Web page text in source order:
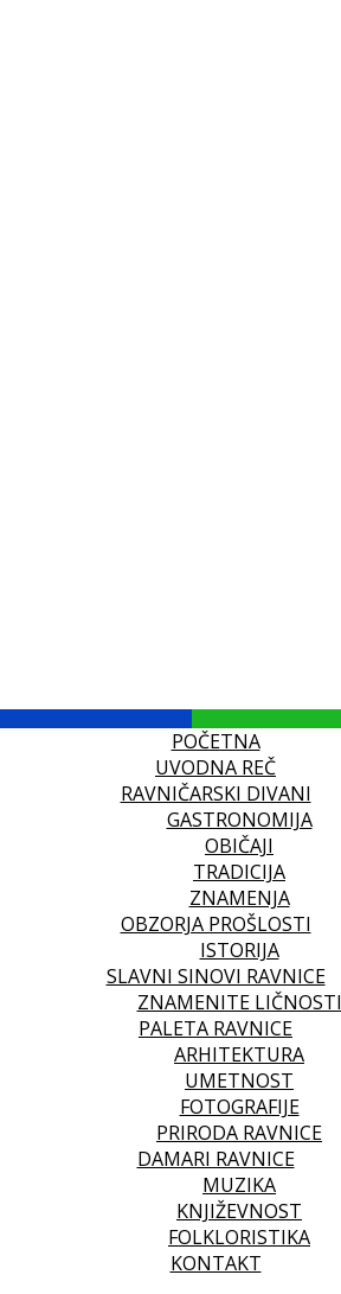
POČETNA
UVODNA REČ
RAVNIČARSKI DIVANI
GASTRONOMIJA
OBIČAJI
TRADICIJA
ZNAMENJA
OBZORJA PROŠLOSTI
ISTORIJA
SLAVNI SINOVI RAVNICE
ZNAMENITE LIČNOSTI
PALETA RAVNICE
ARHITEKTURA
UMETNOST
FOTOGRAFIJE
PRIRODA RAVNICE
DAMARI RAVNICE
MUZIKA
KNJIŽEVNOST
FOLKLORISTIKA
KONTAKT